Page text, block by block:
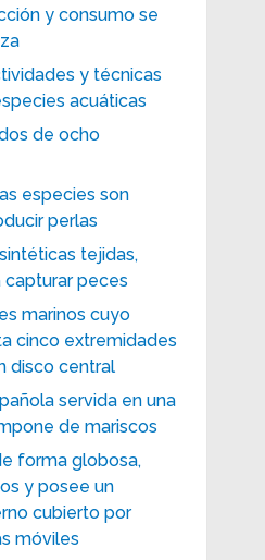
y consumo se
y técnicas
acuáticas
de ocho
especies son
perlas
tejidas,
peces
marinos cuyo
cinco extremidades
disco central
servida en una
de mariscos
forma globosa,
y posee un
cubierto por
móviles